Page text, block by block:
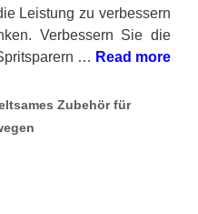
Leistung zu verbessern
Verbessern Sie die
… Read more
Zubehör für